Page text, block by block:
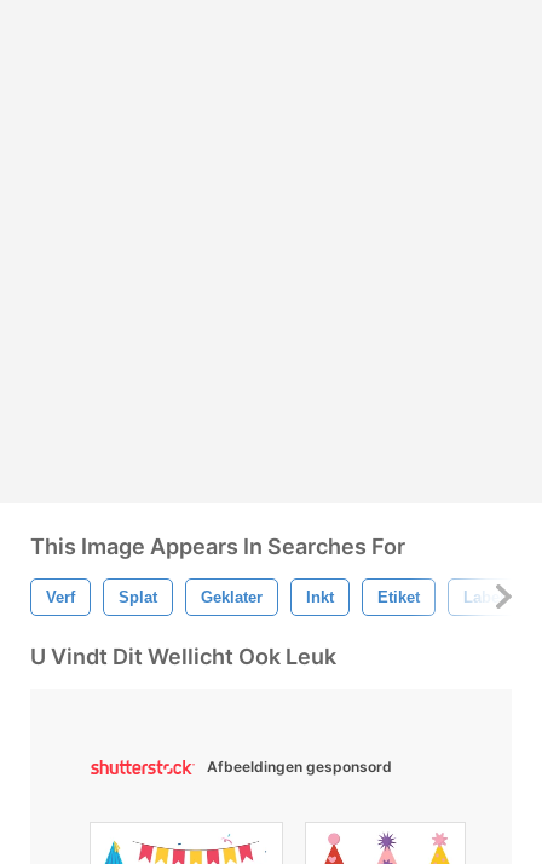
This Image Appears In Searches For
Verf Splat Geklater Inkt Etiket Label
U Vindt Dit Wellicht Ook Leuk
Afbeeldingen gesponsord